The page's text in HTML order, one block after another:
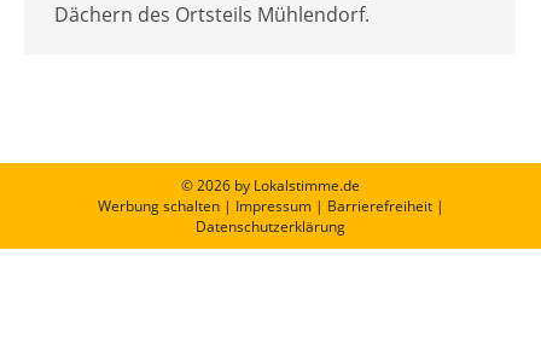
Dächern des Ortsteils Mühlendorf.
© 2026 by Lokalstimme.de
Werbung schalten| Impressum| Barrierefreiheit|
Datenschutzerklärung